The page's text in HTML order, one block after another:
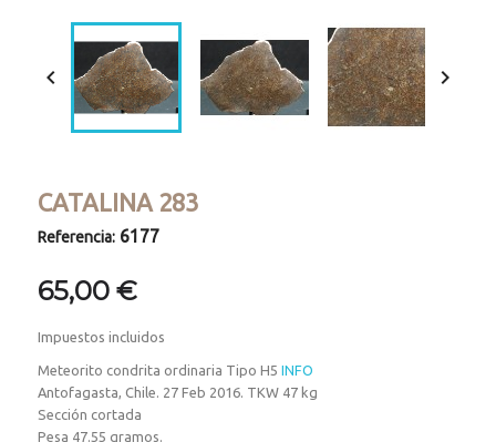
 
CATALINA 283
Referencia: 6177
65,00 €
Impuestos incluidos
Meteorito condrita ordinaria Tipo H5INFO
Antofagasta, Chile. 27 Feb 2016. TKW 47 kg
Sección cortada
Pesa 47.55 gramos.